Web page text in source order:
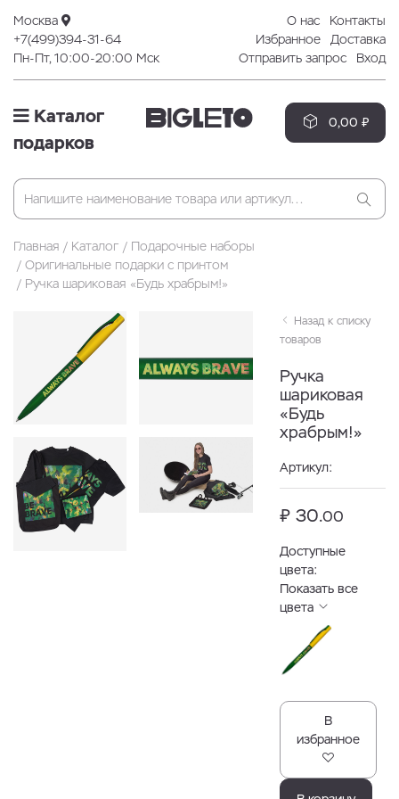
Москва
+7(499)394-31-64
Пн-Пт, 10:00-20:00 Мск
О нас
Контакты
Избранное
Доставка
Отправить запрос
Вход
Каталог
подарков
0,00 ₽
Главная Каталог
Подарочные наборы
Оригинальные подарки с принтом
Ручка шариковая «Будь храбрым!»
Назад к списку
товаров
Ручка
шариковая
«Будь
храбрым!»
Артикул:
₽ 30.00
Доступные
цвета:
Показать все
цвета
В
избранное